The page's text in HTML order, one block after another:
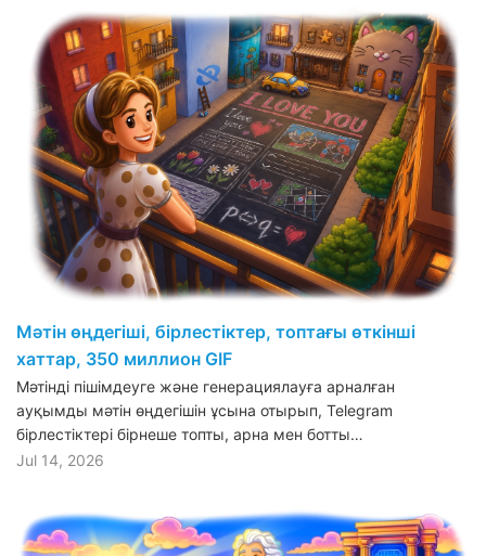
Мәтін өңдегіші, бірлестіктер, топтағы өткінші
хаттар, 350 миллион GIF
Мәтінді пішімдеуге және генерациялауға арналған
ауқымды мәтін өңдегішін ұсына отырып, Telegram
бірлестіктері бірнеше топты, арна мен ботты…
Jul 14, 2026